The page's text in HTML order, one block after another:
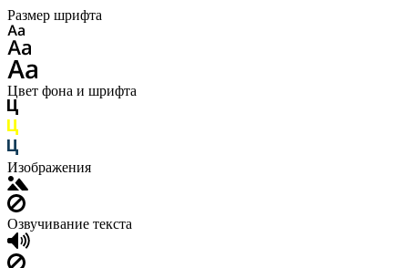
Размер шрифта
Цвет фона и шрифта
Изображения
Озвучивание текста